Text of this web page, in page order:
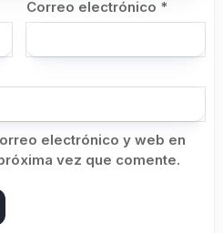
Correo electrónico *
electrónico y web en
vez que comente.